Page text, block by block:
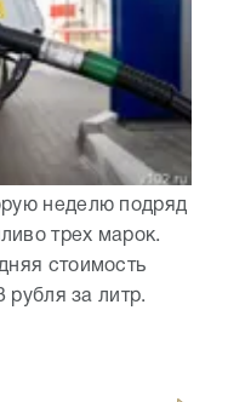
неделю подряд
трех марок.
стоимость
рубля за литр.